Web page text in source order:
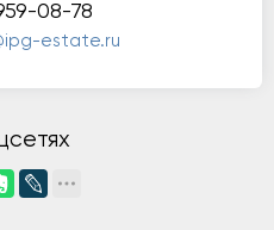
08-78
estate.ru